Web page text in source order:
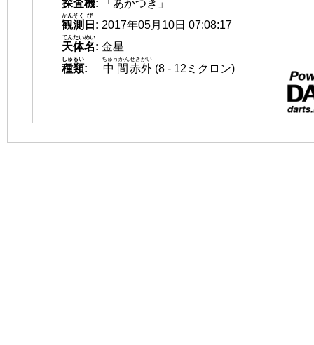
探査機:
「あかつき」
観測
かんそく
日
び
: 2017年05月10日 07:08:17
天体名
てんたいめい
: 金星
種類
しゅるい
: 中間
ちゅうかん
赤外
せきがい
(8 - 12ミクロン)